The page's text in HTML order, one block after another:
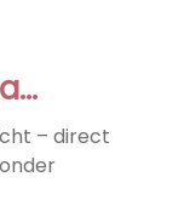
– direct